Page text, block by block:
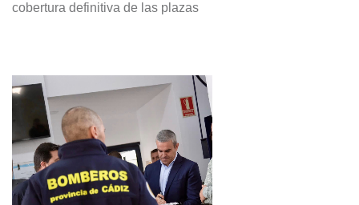
cobertura definitiva de las plazas